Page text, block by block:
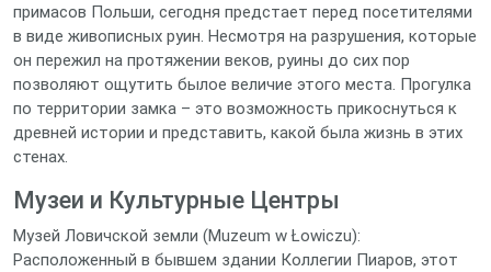
примасов Польши, сегодня предстает перед посетителями
в виде живописных руин. Несмотря на разрушения, которые
он пережил на протяжении веков, руины до сих пор
позволяют ощутить былое величие этого места. Прогулка
по территории замка – это возможность прикоснуться к
древней истории и представить, какой была жизнь в этих
стенах.
Музеи и Культурные Центры
Музей Ловичской земли (Muzeum w Łowiczu):
Расположенный в бывшем здании Коллегии Пиаров, этот